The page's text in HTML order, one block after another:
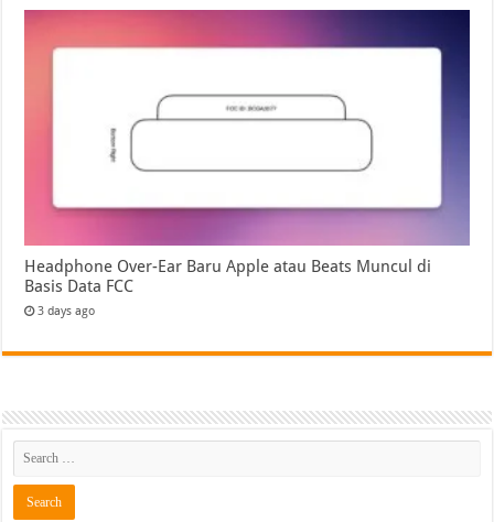
Headphone Over-Ear Baru Apple atau Beats Muncul di
Basis Data FCC
3 days ago